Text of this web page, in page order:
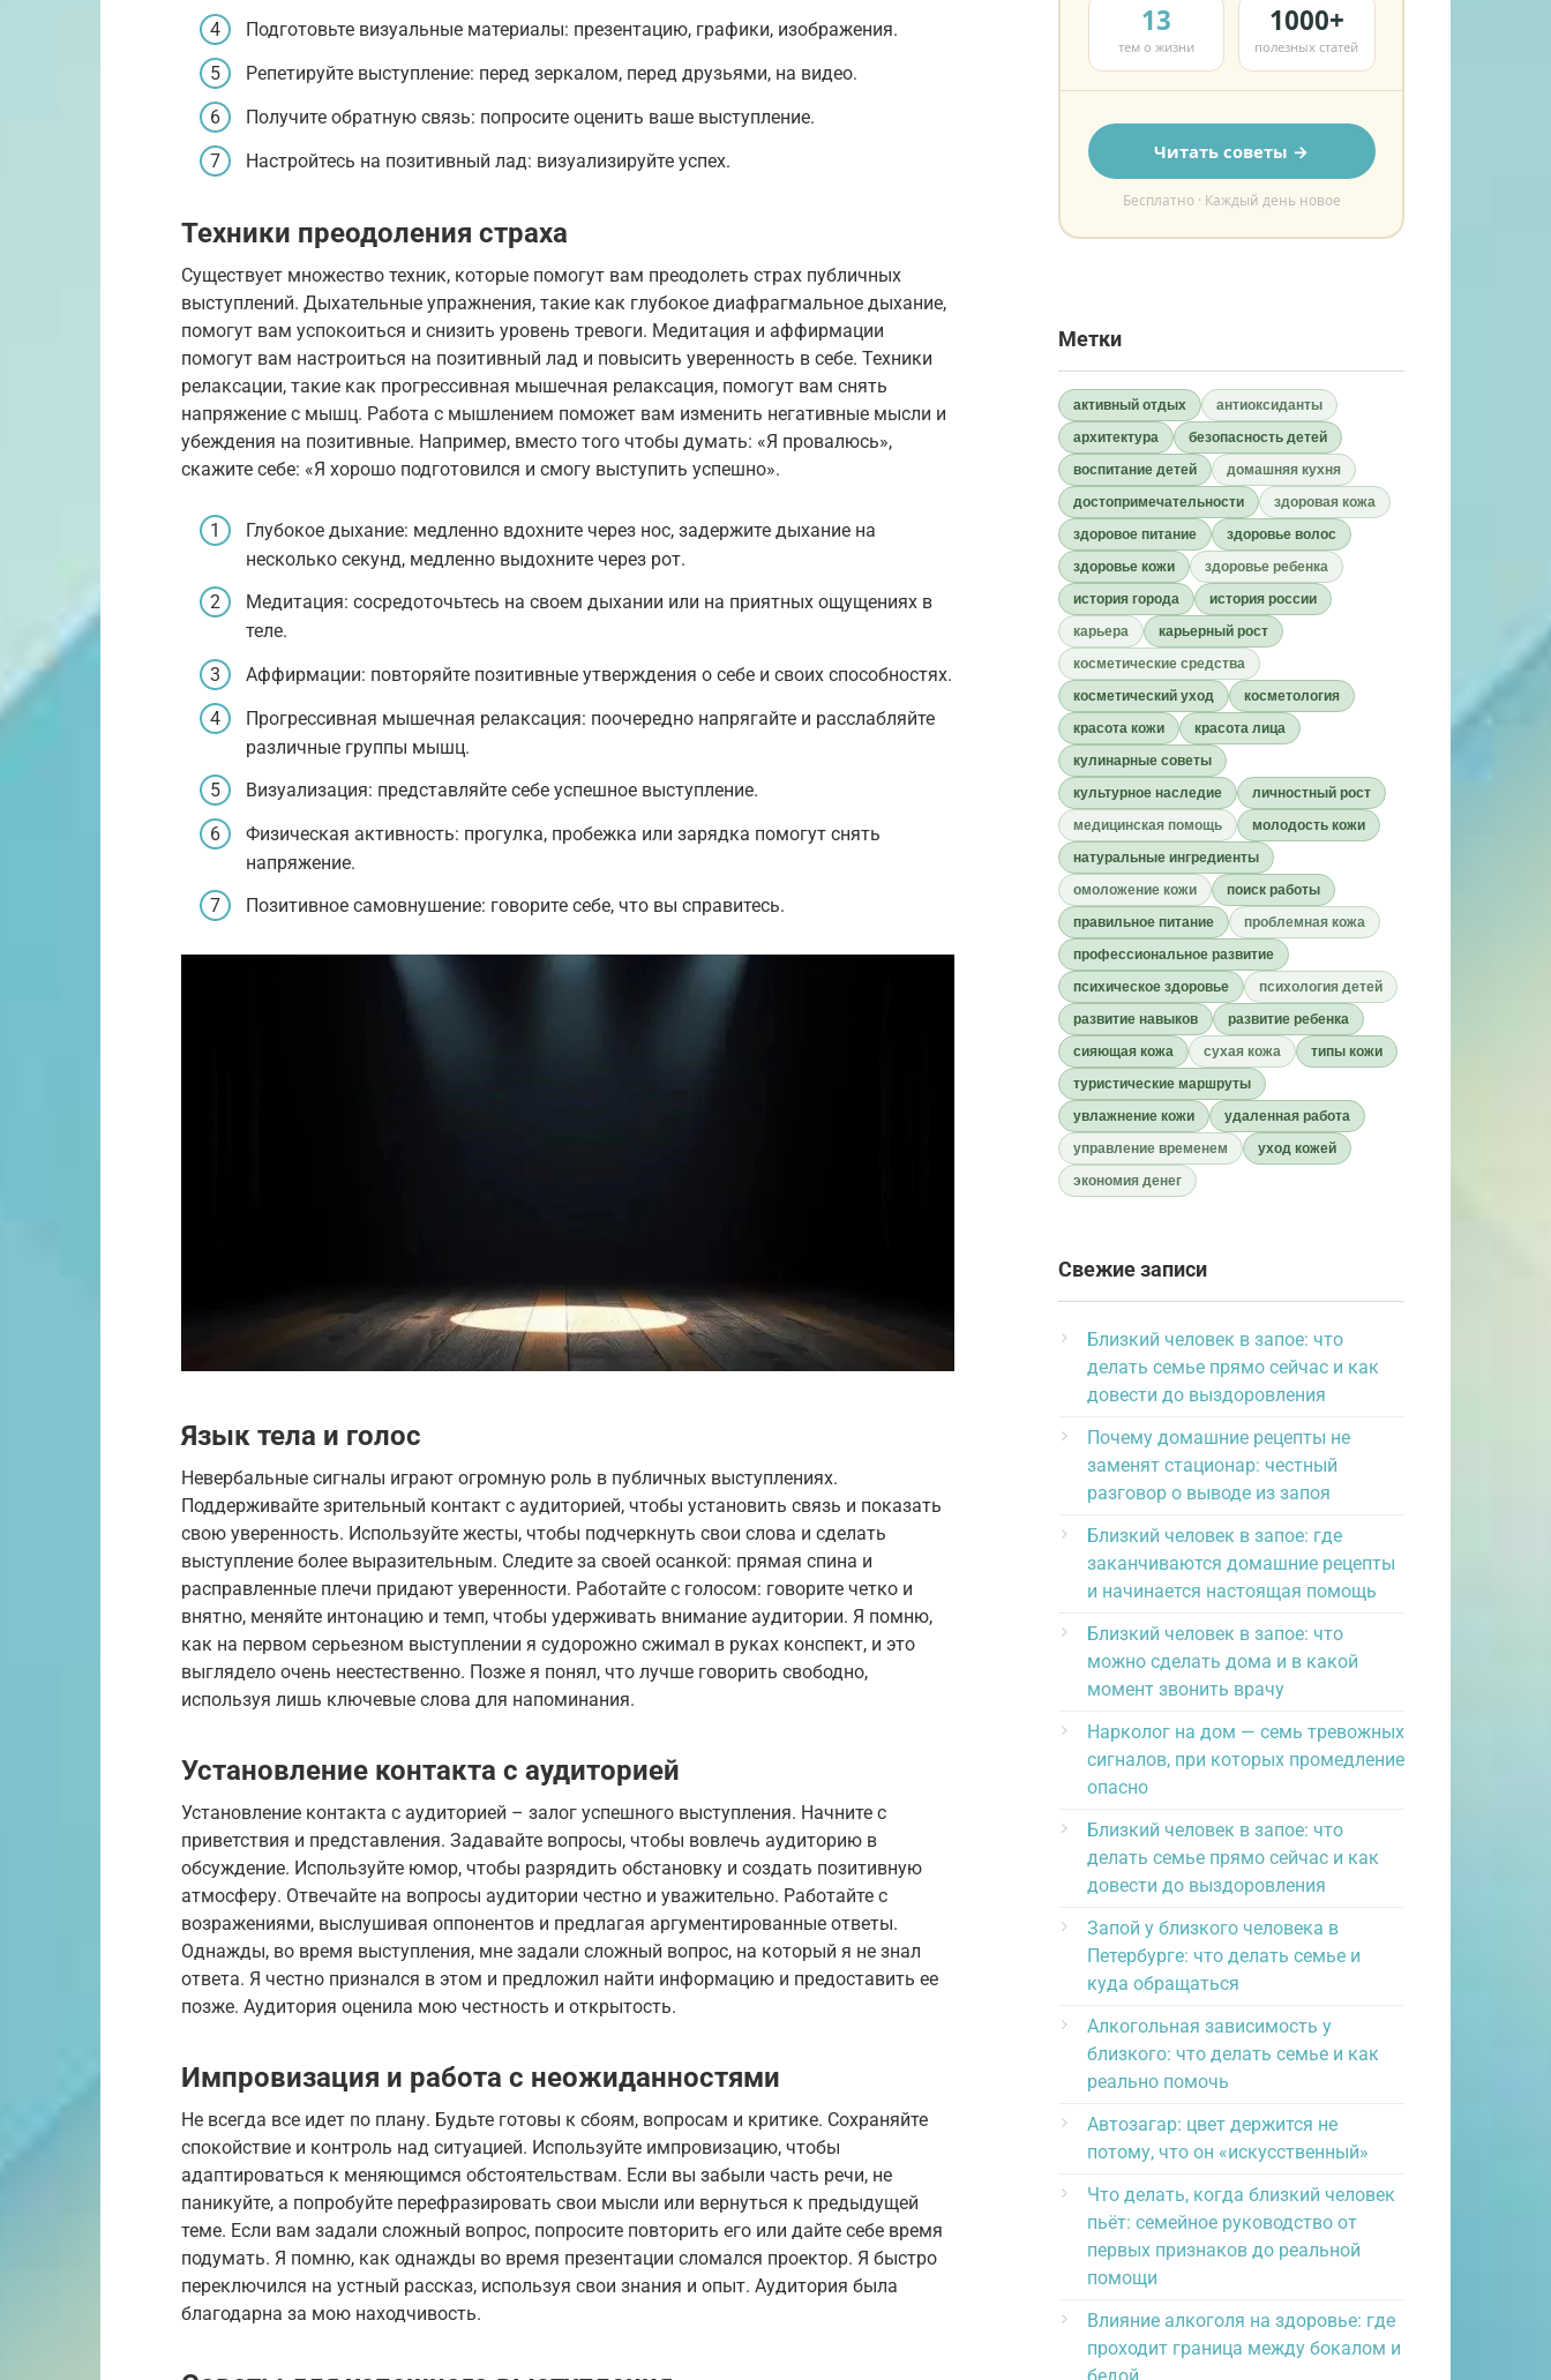
Подготовьте визуальные материалы: презентацию, графики, изображения.
Репетируйте выступление: перед зеркалом, перед друзьями, на видео.
Получите обратную связь: попросите оценить ваше выступление.
Настройтесь на позитивный лад: визуализируйте успех.
Техники преодоления страха
Существует множество техник, которые помогут вам преодолеть страх публичных
выступлений. Дыхательные упражнения, такие как глубокое диафрагмальное дыхание,
помогут вам успокоиться и снизить уровень тревоги. Медитация и аффирмации
помогут вам настроиться на позитивный лад и повысить уверенность в себе. Техники
релаксации, такие как прогрессивная мышечная релаксация, помогут вам снять
напряжение с мышц. Работа с мышлением поможет вам изменить негативные мысли и
убеждения на позитивные. Например, вместо того чтобы думать: «Я провалюсь»,
скажите себе: «Я хорошо подготовился и смогу выступить успешно».
Глубокое дыхание: медленно вдохните через нос, задержите дыхание на
несколько секунд, медленно выдохните через рот.
Медитация: сосредоточьтесь на своем дыхании или на приятных ощущениях в
теле.
Аффирмации: повторяйте позитивные утверждения о себе и своих способностях.
Прогрессивная мышечная релаксация: поочередно напрягайте и расслабляйте
различные группы мышц.
Визуализация: представляйте себе успешное выступление.
Физическая активность: прогулка, пробежка или зарядка помогут снять
напряжение.
Позитивное самовнушение: говорите себе, что вы справитесь.
Язык тела и голос
Невербальные сигналы играют огромную роль в публичных выступлениях.
Поддерживайте зрительный контакт с аудиторией, чтобы установить связь и показать
свою уверенность. Используйте жесты, чтобы подчеркнуть свои слова и сделать
выступление более выразительным. Следите за своей осанкой: прямая спина и
расправленные плечи придают уверенности. Работайте с голосом: говорите четко и
внятно, меняйте интонацию и темп, чтобы удерживать внимание аудитории. Я помню,
как на первом серьезном выступлении я судорожно сжимал в руках конспект, и это
выглядело очень неестественно. Позже я понял, что лучше говорить свободно,
используя лишь ключевые слова для напоминания.
Установление контакта с аудиторией
Установление контакта с аудиторией – залог успешного выступления. Начните с
приветствия и представления. Задавайте вопросы, чтобы вовлечь аудиторию в
обсуждение. Используйте юмор, чтобы разрядить обстановку и создать позитивную
атмосферу. Отвечайте на вопросы аудитории честно и уважительно. Работайте с
возражениями, выслушивая оппонентов и предлагая аргументированные ответы.
Однажды, во время выступления, мне задали сложный вопрос, на который я не знал
ответа. Я честно признался в этом и предложил найти информацию и предоставить ее
позже. Аудитория оценила мою честность и открытость.
Импровизация и работа с неожиданностями
Не всегда все идет по плану. Будьте готовы к сбоям, вопросам и критике. Сохраняйте
спокойствие и контроль над ситуацией. Используйте импровизацию, чтобы
адаптироваться к меняющимся обстоятельствам. Если вы забыли часть речи, не
паникуйте, а попробуйте перефразировать свои мысли или вернуться к предыдущей
теме. Если вам задали сложный вопрос, попросите повторить его или дайте себе время
подумать. Я помню, как однажды во время презентации сломался проектор. Я быстро
переключился на устный рассказ, используя свои знания и опыт. Аудитория была
благодарна за мою находчивость.
13
тем о жизни
1000+
полезных статей
Читать советы →
Бесплатно · Каждый день новое
Метки
активный отдых
антиоксиданты
архитектура
безопасность детей
воспитание детей
домашняя кухня
достопримечательности
здоровая кожа
здоровое питание
здоровье волос
здоровье кожи
здоровье ребенка
история города
история россии
карьера
карьерный рост
косметические средства
косметический уход
косметология
красота кожи
красота лица
кулинарные советы
культурное наследие
личностный рост
медицинская помощь
молодость кожи
натуральные ингредиенты
омоложение кожи
поиск работы
правильное питание
проблемная кожа
профессиональное развитие
психическое здоровье
психология детей
развитие навыков
развитие ребенка
сияющая кожа
сухая кожа
типы кожи
туристические маршруты
увлажнение кожи
удаленная работа
управление временем
уход кожей
экономия денег
Свежие записи
Близкий человек в запое: что
делать семье прямо сейчас и как
довести до выздоровления
Почему домашние рецепты не
заменят стационар: честный
разговор о выводе из запоя
Близкий человек в запое: где
заканчиваются домашние рецепты
и начинается настоящая помощь
Близкий человек в запое: что
можно сделать дома и в какой
момент звонить врачу
Нарколог на дом — семь тревожных
сигналов, при которых промедление
опасно
Близкий человек в запое: что
делать семье прямо сейчас и как
довести до выздоровления
Запой у близкого человека в
Петербурге: что делать семье и
куда обращаться
Алкогольная зависимость у
близкого: что делать семье и как
реально помочь
Автозагар: цвет держится не
потому, что он «искусственный»
Что делать, когда близкий человек
пьёт: семейное руководство от
первых признаков до реальной
помощи
Влияние алкоголя на здоровье: где
проходит граница между бокалом и